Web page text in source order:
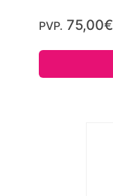
PVP. 75,00€